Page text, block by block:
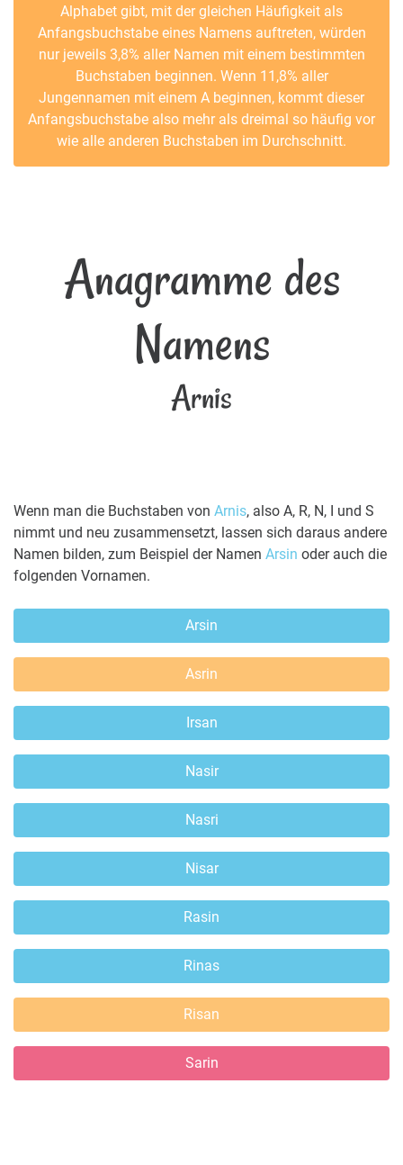
Alphabet gibt, mit der gleichen Häufigkeit als
Anfangsbuchstabe eines Namens auftreten, würden
nur jeweils 3,8% aller Namen mit einem bestimmten
Buchstaben beginnen. Wenn 11,8% aller
Jungennamen mit einem A beginnen, kommt dieser
Anfangsbuchstabe also mehr als dreimal so häufig vor
wie alle anderen Buchstaben im Durchschnitt.
Anagramme des
Namens
Arnis
Wenn man die Buchstaben von Arnis, also A, R, N, I und S
nimmt und neu zusammensetzt, lassen sich daraus andere
Namen bilden, zum Beispiel der Namen Arsin oder auch die
folgenden Vornamen.
Arsin
Asrin
Irsan
Nasir
Nasri
Nisar
Rasin
Rinas
Risan
Sarin